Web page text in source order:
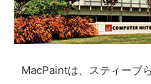
MacPaintは、スティーブ